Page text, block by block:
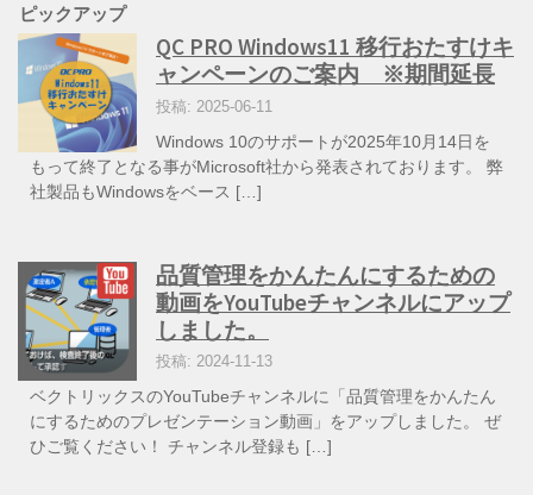
ピックアップ
QC PRO Windows11 移行おたすけキ
ャンペーンのご案内 ※期間延長
投稿: 2025-06-11
Windows 10のサポートが2025年10月14日を
もって終了となる事がMicrosoft社から発表されております。 弊
社製品もWindowsをベース […]
品質管理をかんたんにするための
動画をYouTubeチャンネルにアップ
しました。
投稿: 2024-11-13
ベクトリックスのYouTubeチャンネルに「品質管理をかんたん
にするためのプレゼンテーション動画」をアップしました。 ぜ
ひご覧ください！ チャンネル登録も […]